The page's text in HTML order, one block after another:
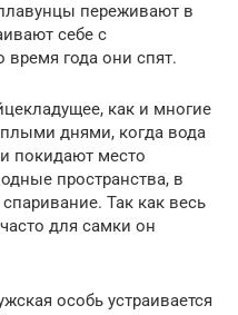
переживают в
себе с
года они спят.
как и многие
днями, когда вода
покидают место
пространства, в
Так как весь
для самки он
особь устраивается